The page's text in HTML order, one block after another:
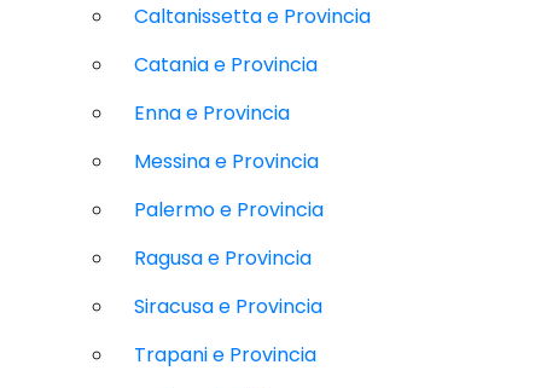
Caltanissetta e Provincia
Catania e Provincia
Enna e Provincia
Messina e Provincia
Palermo e Provincia
Ragusa e Provincia
Siracusa e Provincia
Trapani e Provincia